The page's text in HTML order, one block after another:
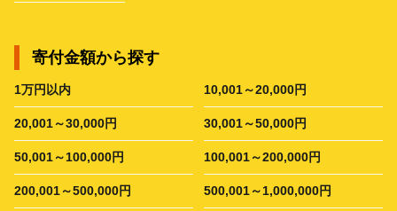
寄付金額から探す
1万円以内 10,001～20,000円
20,001～30,000円 30,001～50,000円
50,001～100,000円 100,001～200,000円
200,001～500,000円 500,001～1,000,000円